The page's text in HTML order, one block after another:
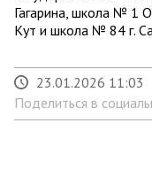
Гагарина, школа № 1
Кут и школа № 84 г.
23.01.2026 11:03
Поделиться в